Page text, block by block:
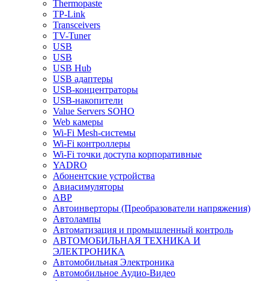
Thermopaste
TP-Link
Transceivers
TV-Tuner
USB
USB
USB Hub
USB адаптеры
USB-концентраторы
USB-накопители
Value Servers SOHO
Web камеры
Wi-Fi Mesh-системы
Wi-Fi контроллеры
Wi-Fi точки доступа корпоративные
YADRO
Абонентские устройства
Авиасимуляторы
АВР
Автоинверторы (Преобразователи напряжения)
Автолампы
Автоматизация и промышленный контроль
АВТОМОБИЛЬНАЯ ТЕХНИКА И
ЭЛЕКТРОНИКА
Автомобильная Электроника
Автомобильное Аудио-Видео